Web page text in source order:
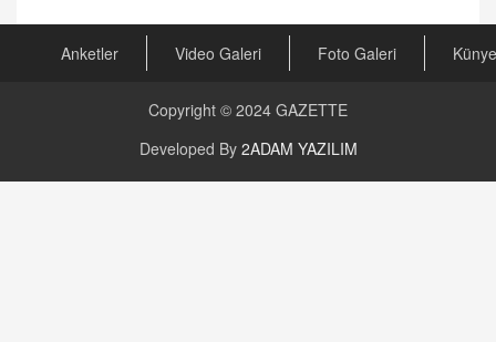
CAN UĞURATEŞ
Değişen yapısıyla Suriye
GÜNLÜK BURÇ YORUMU
Anketler Video Galeri Foto Galeri Künye
Copyright © 2024 GAZETTE
Developed By 2ADAM YAZILIM